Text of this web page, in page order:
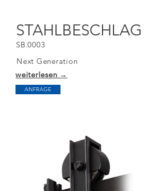
STAHLBESCHLAG
SB.0003
Next Generation
weiterlesen →
ANFRAGE